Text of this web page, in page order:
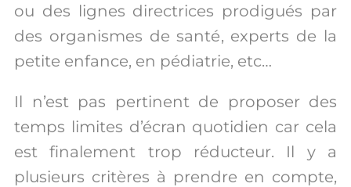
ou des lignes directrices prodigués par
des organismes de santé, experts de la
petite enfance, en pédiatrie, etc…
Il n’est pas pertinent de proposer des
temps limites d’écran quotidien car cela
est finalement trop réducteur. Il y a
plusieurs critères à prendre en compte,